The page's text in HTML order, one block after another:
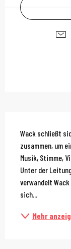
Wack schließt
zusammen, um
Musik, Stimme,
Unter der
verwandelt
sich...
Mehr